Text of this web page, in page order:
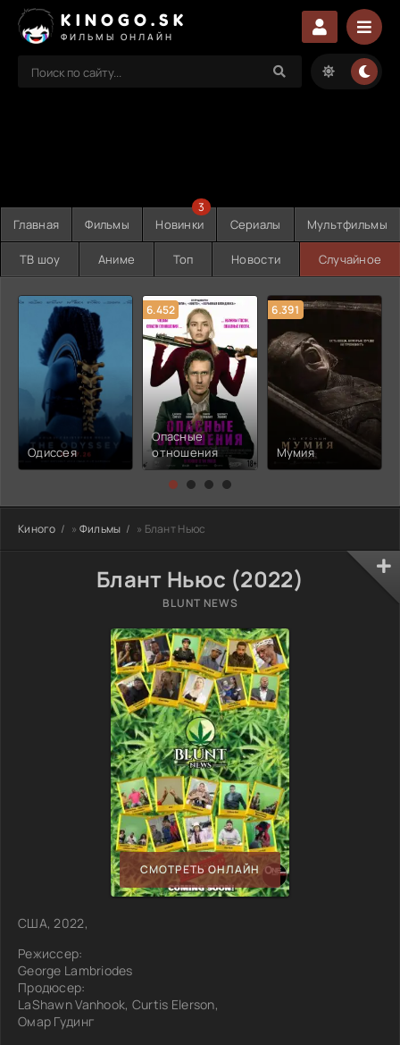
KINOGO.SK
ФИЛЬМЫ ОНЛАЙН
Главная Фильмы Новинки
3
Сериалы Мультфильмы
ТВ шоу Аниме Топ Новости Случайное
Одиссея
6.452
Опасные
отношения
6.391
Мумия
Киного » Фильмы » Блант Ньюс
Блант Ньюс (2022)
BLUNT NEWS
СМОТРЕТЬ ОНЛАЙН
США, 2022,
Режиссер:
George Lambriodes
Продюсер:
LaShawn Vanhook, Curtis Elerson,
Омар Гудинг